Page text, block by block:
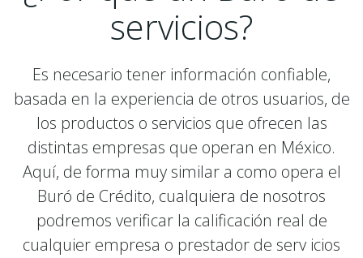
servicios?
Es necesario tener información confiable,
basada en la experiencia de otros usuarios, de
los productos o servicios que ofrecen las
distintas empresas que operan en México.
Aquí, de forma muy similar a como opera el
Buró de Crédito, cualquiera de nosotros
podremos verificar la calificación real de
cualquier empresa o prestador de serv icios